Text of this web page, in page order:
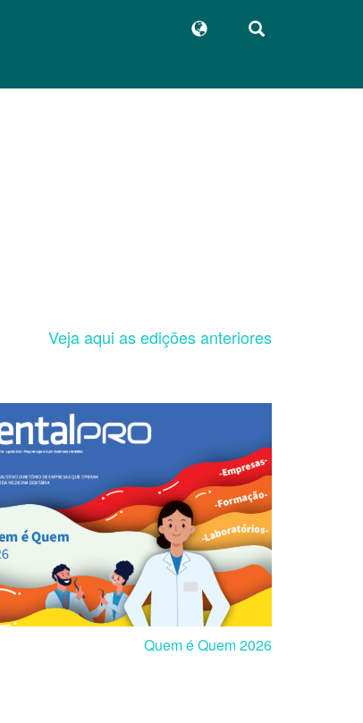
Veja aqui as edições anteriores
Quem é Quem 2026